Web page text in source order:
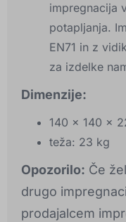
impregnacija
potapljanja.
EN71 in z
za izdelke
Dimenzije:
140 × 140 x
teža: 23 kg
Opozorilo: Če
drugo
prodajalcem